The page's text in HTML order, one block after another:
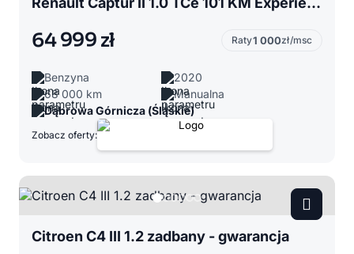
64 999 zł Raty1 000zł/msc
Benzyna
2020
68 000 km
Manualna
Dąbrowa Górnicza (Śląskie)
Zobacz oferty:
Citroen C4 III 1.2 zadbany - gwarancja